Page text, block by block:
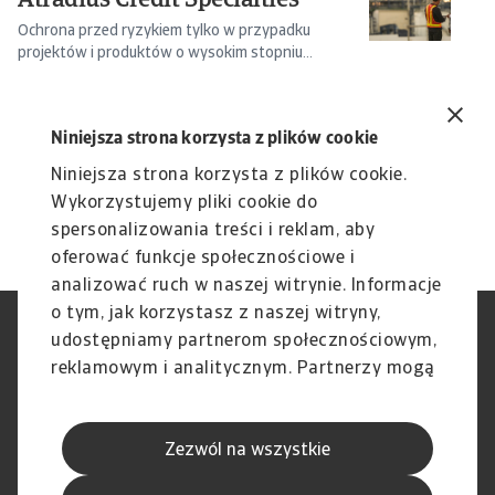
Niniejsza strona korzysta z plików cookie
Niniejsza strona korzysta z plików cookie.
Wykorzystujemy pliki cookie do
spersonalizowania treści i reklam, aby
oferować funkcje społecznościowe i
analizować ruch w naszej witrynie. Informacje
o tym, jak korzystasz z naszej witryny,
udostępniamy partnerom społecznościowym,
reklamowym i analitycznym. Partnerzy mogą
otrzymanymi od Ciebie lub uzyskanymi
podczas korzystania z ich usług.
Zezwól na wszystkie
Ochrona przed ryzykiem tylko w przypadku
projektów i produktów o wysokim stopniu
RODO
Polityka Prywatności
Informacje o plikach cookie
Polityka Speak Up
Skargi i reklamacje (Regulamin
obowiązujący od dnia 13 lutego
Skargi i reklamacje (Regulamin
obowiązujący do dnia 12 lutego